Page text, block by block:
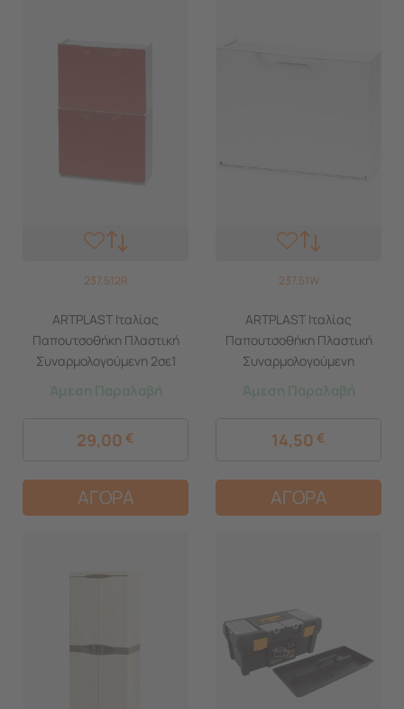
237.512R
ARTPLAST Ιταλίας
Παπουτσοθήκη Πλαστική
Συναρμολογούμενη 2σε1
Σύνθεση 51x17.3x82cm
Άμεση Παραλαβή
29,00 €
ΑΓΟΡΑ
237.51W
ARTPLAST Ιταλίας
Παπουτσοθήκη Πλαστική
Συναρμολογούμενη
51x17.3x41cm για 3 Ζευγάρια
Άμεση Παραλαβή
14,50 €
ΑΓΟΡΑ